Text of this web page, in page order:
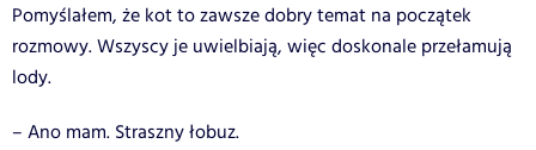
Pomyślałem, że kot to zawsze dobry temat na początek
rozmowy. Wszyscy je uwielbiają, więc doskonale przełamują
lody.
– Ano mam. Straszny łobuz.